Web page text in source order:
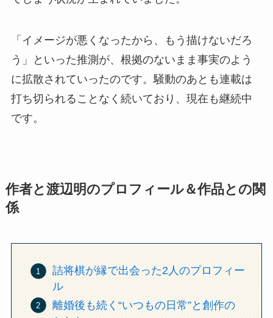
「イメージが悪くなったから、もう描けないだろ
う」といった推測が、根拠のないまま事実のよう
に拡散されていったのです。騒動のあとも連載は
打ち切られることなく続いており、現在も継続中
です。
作者と渡辺明のプロフィール＆作品との関
係
詰将棋が縁で出会った2人のプロフィー
ル
離婚後も続く“いつもの日常”と創作の